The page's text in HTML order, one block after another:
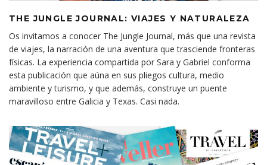
THE JUNGLE JOURNAL: VIAJES Y NATURALEZA
Os invitamos a conocer The Jungle Journal, más que una revista
de viajes, la narración de una aventura que trasciende fronteras
físicas. La experiencia compartida por Sara y Gabriel conforma
esta publicación que aúna en sus pliegos cultura, medio
ambiente y turismo, y que además, construye un puente
maravilloso entre Galicia y Texas. Casi nada.